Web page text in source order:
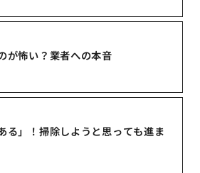
が怖い？業者への本音
る」！掃除しようと思っても進ま